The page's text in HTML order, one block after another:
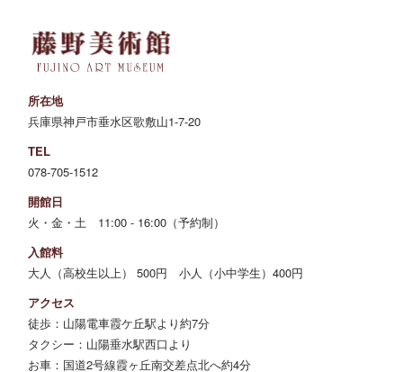
所在地
兵庫県神戸市垂水区歌敷山1-7-20
TEL
078-705-1512
開館日
火・金・土 11:00 - 16:00（予約制）
入館料
大人（高校生以上） 500円小人（小中学生）400円
アクセス
徒歩：山陽電車霞ケ丘駅より約7分
タクシー：山陽垂水駅西口より
お車：国道2号線霞ヶ丘南交差点北へ約4分